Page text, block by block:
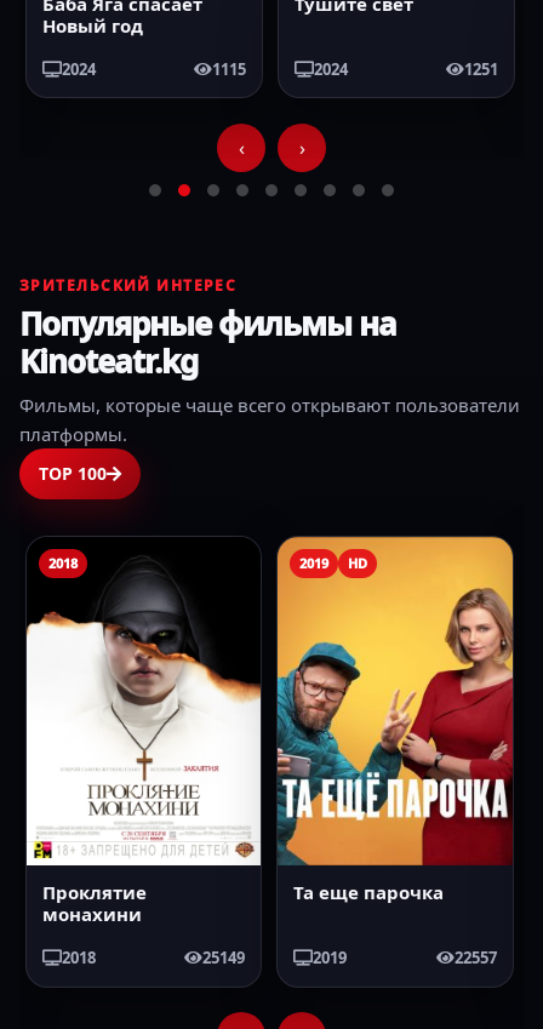
2024 1251 2024 1187
‹ ›
ЗРИТЕЛЬСКИЙ ИНТЕРЕС
Популярные фильмы на
Kinoteatr.kg
Фильмы, которые чаще всего открывают пользователи
платформы.
TOP 100
2019
Та еще парочка
2019 22557
2005
Гарри Поттер и
2005 21445